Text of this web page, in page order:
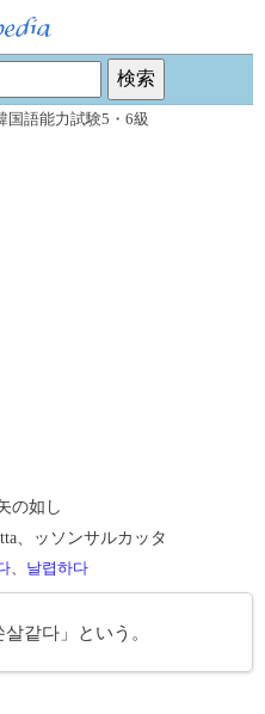
国語能力試験5・6級
の如し
、ッソンサルカッタ
、 날렵하다
같다」という。